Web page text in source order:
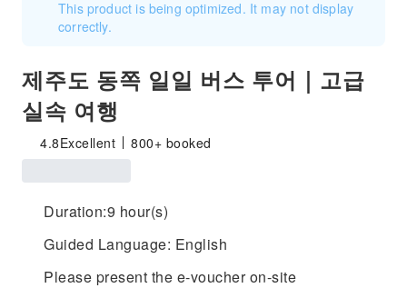
This product is being optimized. It may not display
correctly.
제주도 동쪽 일일 버스 투어｜고급
실속 여행
4.8Excellent 800+ booked
Duration:9 hour(s)
Guided Language: English
Please present the e-voucher on-site